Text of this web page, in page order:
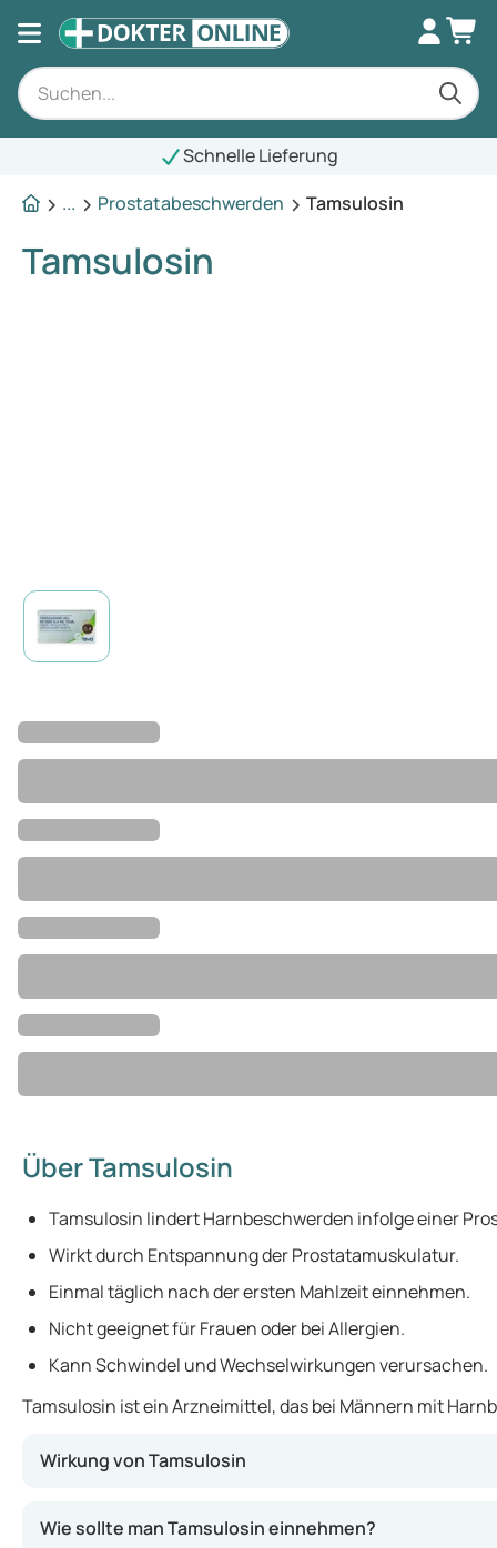
Schnelle Lieferung
...
Prostatabeschwerden Tamsulosin
Tamsulosin
Über Tamsulosin
Tamsulosin lindert Harnbeschwerden infolge einer
Wirkt durch Entspannung der Prostatamuskulatur.
Einmal täglich nach der ersten Mahlzeit einnehmen.
Nicht geeignet für Frauen oder bei Allergien.
Kann Schwindel und Wechselwirkungen verursachen.
Tamsulosin ist ein Arzneimittel, das bei Männern mit
Wirkung von Tamsulosin
Wie sollte man Tamsulosin einnehmen?